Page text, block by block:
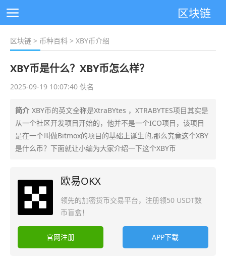
区块链
区块链 > 币种百科 > XBY币介绍
XBY币是什么？XBY币怎么样？
2025-09-19 10:07:40 佚名
简介 XBY币的英文全称是XtraBYtes ，XTRABYTES项目其实是
从一个社区开发项目开始的，他并不是一个ICO项目，该项目
是在一个叫做Bitmox的项目的基础上诞生的,那么究竟这个XBY
是什么币？下面就让小编为大家介绍一下这个XBY币
欧易OKX
领先的加密货币交易平台，注册领50 USDT数
币盲盒！
官网注册 APP下载